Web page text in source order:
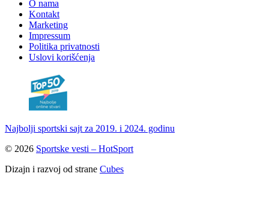
O nama
Kontakt
Marketing
Impressum
Politika privatnosti
Uslovi korišćenja
Najbolji sportski sajt za 2019. i 2024. godinu
© 2026 Sportske vesti – HotSport
Dizajn i razvoj od strane Cubes